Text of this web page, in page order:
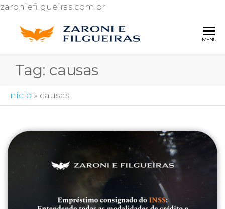
zaroniefilgueiras.com.br
ZARONI
Escritório de
e Ações
MENU
Tag: causas
Início » causas